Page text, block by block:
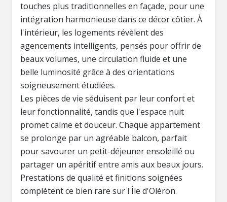
touches plus traditionnelles en façade, pour une
intégration harmonieuse dans ce décor côtier. À
l'intérieur, les logements révèlent des
agencements intelligents, pensés pour offrir de
beaux volumes, une circulation fluide et une
belle luminosité grâce à des orientations
soigneusement étudiées.
Les pièces de vie séduisent par leur confort et
leur fonctionnalité, tandis que l'espace nuit
promet calme et douceur. Chaque appartement
se prolonge par un agréable balcon, parfait
pour savourer un petit-déjeuner ensoleillé ou
partager un apéritif entre amis aux beaux jours.
Prestations de qualité et finitions soignées
complètent ce bien rare sur l'Île d'Oléron.